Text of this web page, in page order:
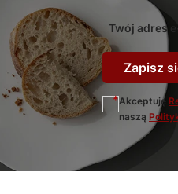
Twój adres
Zapisz
Akceptuję
naszą